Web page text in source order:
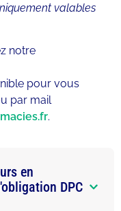
valables
notre
pour vous
par mail
.
en
DPC